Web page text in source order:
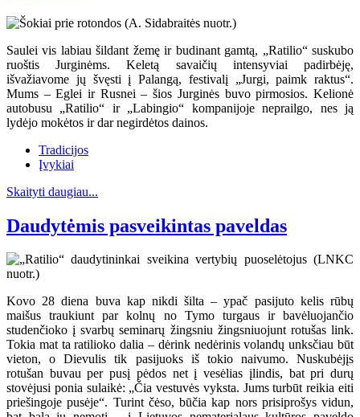
Saulei vis labiau šildant žemę ir budinant gamtą, „Ratilio“ suskubo
ruoštis Jurginėms. Keletą savaičių intensyviai padirbėję,
išvažiavome jų švęsti į Palangą, festivalį „Jurgi, paimk raktus“.
Mums – Eglei ir Rusnei – šios Jurginės buvo pirmosios. Kelionė
autobusu „Ratilio“ ir „Labingio“ kompanijoje neprailgo, nes ją
lydėjo mokėtos ir dar negirdėtos dainos.
Tradicijos
Įvykiai
Skaityti daugiau...
Daudytėmis pasveikintas paveldas
Kovo 28 diena buva kap nikdi šilta – ypač pasijuto kelis rūbų
maišus traukiunt par kolnų no Tymo turgaus ir bavėluojančio
studenčioko į svarbų seminarų žingsniu žingsniuojunt rotušas link.
Tokia mat ta ratilioko dalia – dėrink nedėrinis volandų unksčiau būt
vieton, o Dievulis tik pasijuoks iš tokio naivumo. Nuskubėjįs
rotušan buvau per pusį pėdos net į vesėlias įlindis, bat pri durų
stovėjusi ponia sulaikė: „Čia vestuvės vyksta. Jums turbūt reikia eiti
priešingoje pusėje“. Turint čėso, būčia kap nors prisiprošys vidun,